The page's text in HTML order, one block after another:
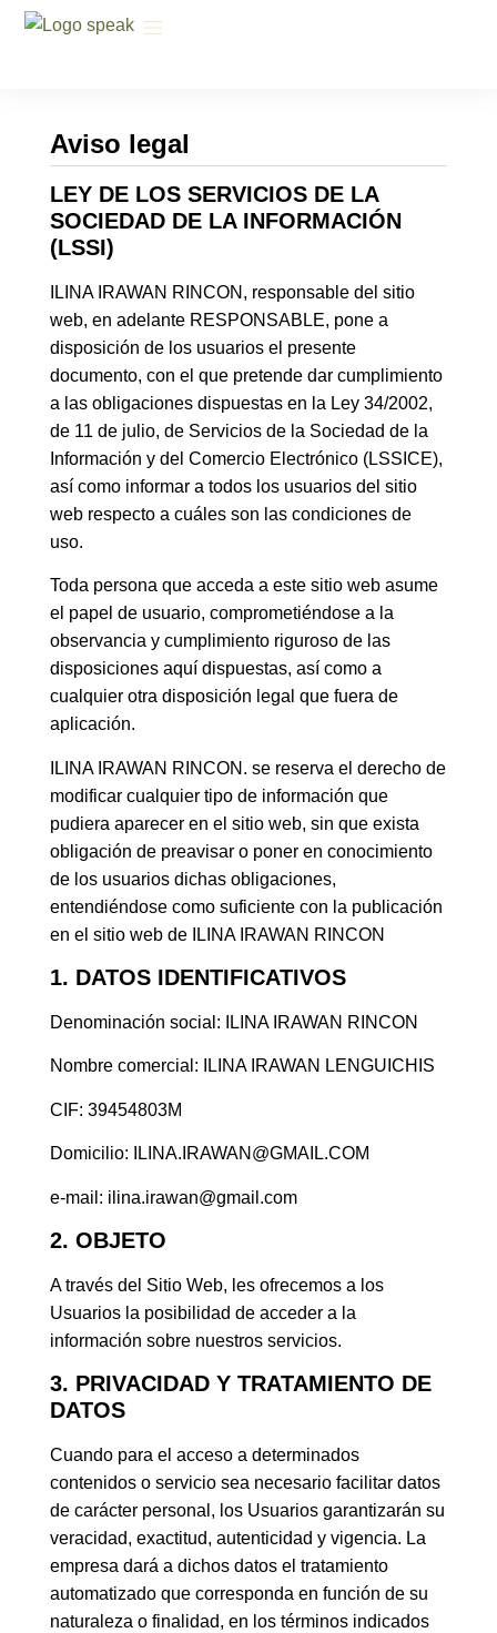
Aviso legal
LEY DE LOS SERVICIOS DE LA
SOCIEDAD DE LA INFORMACIÓN
(LSSI)
ILINA IRAWAN RINCON, responsable del sitio
web, en adelante RESPONSABLE, pone a
disposición de los usuarios el presente
documento, con el que pretende dar cumplimiento
a las obligaciones dispuestas en la Ley 34/2002,
de 11 de julio, de Servicios de la Sociedad de la
Información y del Comercio Electrónico (LSSICE),
así como informar a todos los usuarios del sitio
web respecto a cuáles son las condiciones de
uso.
Toda persona que acceda a este sitio web asume
el papel de usuario, comprometiéndose a la
observancia y cumplimiento riguroso de las
disposiciones aquí dispuestas, así como a
cualquier otra disposición legal que fuera de
aplicación.
ILINA IRAWAN RINCON. se reserva el derecho de
modificar cualquier tipo de información que
pudiera aparecer en el sitio web, sin que exista
obligación de preavisar o poner en conocimiento
de los usuarios dichas obligaciones,
entendiéndose como suficiente con la publicación
en el sitio web de ILINA IRAWAN RINCON
1. DATOS IDENTIFICATIVOS
Denominación social: ILINA IRAWAN RINCON
Nombre comercial: ILINA IRAWAN LENGUICHIS
CIF: 39454803M
Domicilio: ILINA.IRAWAN@GMAIL.COM
e-mail: ilina.irawan@gmail.com
2. OBJETO
A través del Sitio Web, les ofrecemos a los
Usuarios la posibilidad de acceder a la
información sobre nuestros servicios.
3. PRIVACIDAD Y TRATAMIENTO DE
DATOS
Cuando para el acceso a determinados
contenidos o servicio sea necesario facilitar datos
de carácter personal, los Usuarios garantizarán su
veracidad, exactitud, autenticidad y vigencia. La
empresa dará a dichos datos el tratamiento
automatizado que corresponda en función de su
naturaleza o finalidad, en los términos indicados